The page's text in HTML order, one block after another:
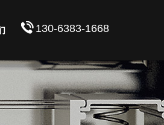
130-6383-1668